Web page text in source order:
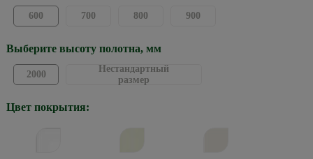
600 700 800 900
Выберите высоту полотна, мм
2000
Нестандартный
размер
Цвет покрытия: